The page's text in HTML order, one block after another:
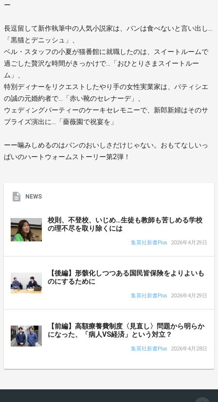
ー
長逗留して新作執筆中の人気小説家は、パンは食べないと言い出し…
「黒猫とデニッシュ」、
ベル・スタッフの小夏が猫番館に就職したのは、スイートルームで
過ごした贅沢な時間がきっかけで…「おひとりさまスイートルー
ム」、
特別ディナーをリクエストしたやり手の女性実業家は、パティシエ
の誠の元婚約者で…「赤い靴のセレナーデ」、
ウェディングパーティーのケーキセレモニーで、新郎新婦はそのサ
プライズ演出に…「薔薇園で祝宴を」
ーー噛みしめるのはパンのおいしさだけじゃない。おもてなしいっ
ぱいのハートウォームストーリー第2弾！
NEWS
校則、不登校、いじめ…生徒も教師も苦しめる学校
の理不尽を取り除くには
集英社新書Plus 2026年4月29日
【後編】形骸化しつつある国民皆保険をよりよいも
のにするために
集英社新書Plus 2026年4月29日
【前編】高額療養費制度〈見直し〉問題から明らか
になった、「病人VS経済」という対立？
集英社新書Plus 2026年4月28日